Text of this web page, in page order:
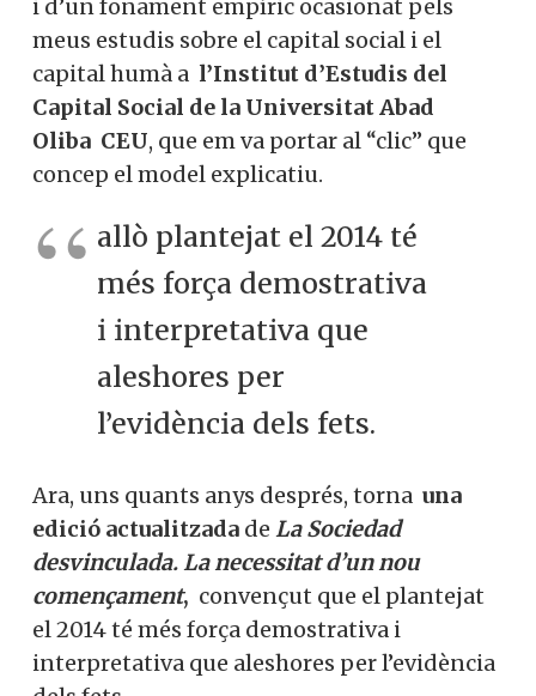
pels meus estudis sobre el capital social i
el capital humà al’Institut d’Estudis del
Capital Social de la Universitat Abad
OlibaCEU, que em va portar al “clic” que
concep el model explicatiu.
més força
demostrativa i
interpretativa que
aleshores per
l’evidència dels fets.
Ara, uns quants anys després, torna
edició actualitzada de La Sociedad
desvinculada. La necessitat d’un nou
començament ,convençut que el plantejat
el 2014 té més força demostrativa i
interpretativa que aleshores per